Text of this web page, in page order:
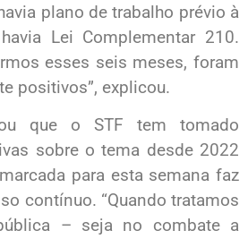
plano de trabalho prévio à
Lei Complementar 210.
esses seis meses, foram
positivos”, explicou.
que o STF tem tomado
sobre o tema desde 2022
para esta semana faz
contínuo. “Quando tratamos
– seja no combate a